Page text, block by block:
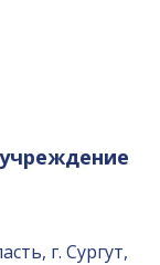
г. Сургут,